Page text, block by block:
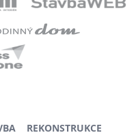
REKONSTRUKCE